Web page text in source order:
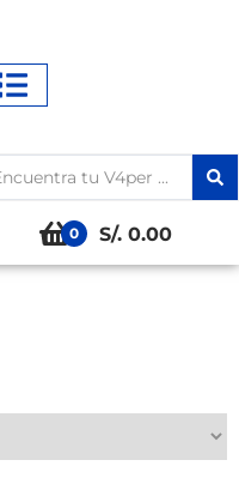
0
S/. 0.00